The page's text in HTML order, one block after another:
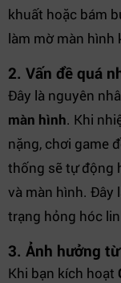
khuất hoặc bám
làm mờ màn hình
2. Vấn đề quá
Đây là nguyên
màn hình. Khi
nặng, chơi game
thống sẽ tự động
và màn hình. Đây
trạng hỏng hóc
3. Ảnh hưởng
Khi bạn kích hoạt